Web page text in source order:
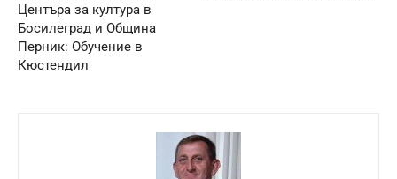
Центъра за култура в
Босилеград и Община
Перник: Обучение в
Кюстендил